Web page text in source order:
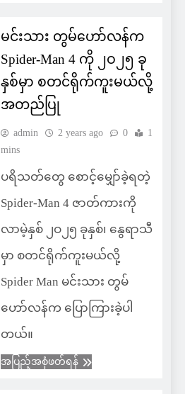
မင်းသား တွမ်ဟော်လန်က
Spider-Man 4 ကို ၂ဝ၂၅ ခု
နှစ်မှာ စတင်ရိုက်ကူးမယ်လို့
အတည်ပြု
admin 2 years ago 0
1
mins
ပရိသတ်တွေ စောင့်မျှော်ခဲ့ရတဲ့
Spider-Man 4 ဇာတ်ကားကို
လာမဲ့နှစ် ၂ဝ၂၅ ခုနှစ်၊ နွေရာသီ
မှာ စတင်ရိုက်ကူးမယ်လို့
Spider Man မင်းသား တွမ်
ဟော်လန်က ပြောကြားခဲ့ပါ
တယ်။
အပြည့်အစုံဖတ်ရန်